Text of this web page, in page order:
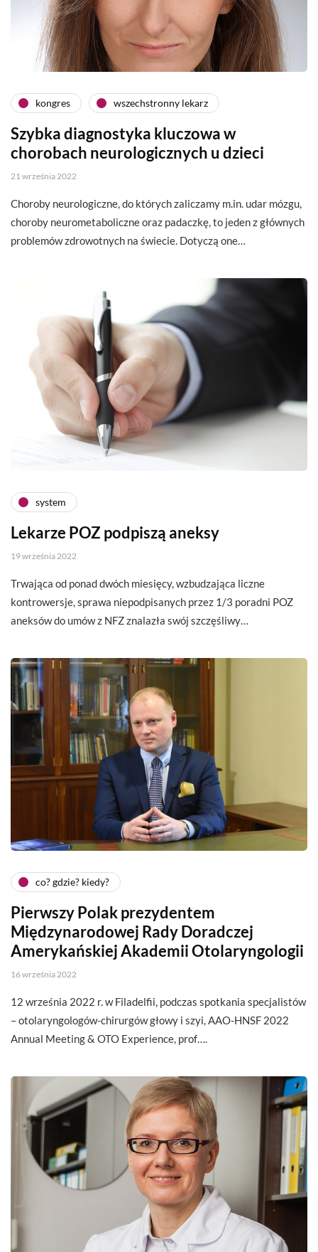
kongres wszechstronny lekarz
Szybka diagnostyka kluczowa w
chorobach neurologicznych u dzieci
21 września 2022
Choroby neurologiczne, do których zaliczamy m.in. udar mózgu,
choroby neurometaboliczne oraz padaczkę, to jeden z głównych
problemów zdrowotnych na świecie. Dotyczą one…
system
Lekarze POZ podpiszą aneksy
19 września 2022
Trwająca od ponad dwóch miesięcy, wzbudzająca liczne
kontrowersje, sprawa niepodpisanych przez 1/3 poradni POZ
aneksów do umów z NFZ znalazła swój szczęśliwy…
co? gdzie? kiedy?
Pierwszy Polak prezydentem
Międzynarodowej Rady Doradczej
Amerykańskiej Akademii Otolaryngologii
16 września 2022
12 września 2022 r. w Filadelfii, podczas spotkania specjalistów
– otolaryngologów-chirurgów głowy i szyi, AAO-HNSF 2022
Annual Meeting & OTO Experience, prof….